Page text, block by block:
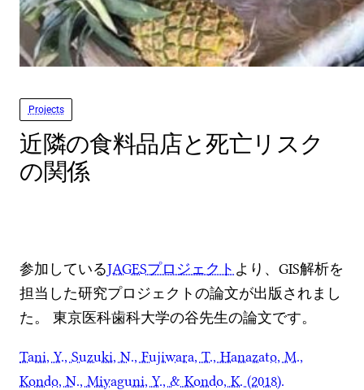
Projects
近隣の食料品店と死亡リスク
の関係
参加しているJAGESプロジェクト より、GIS解析を
担当した研究プロジェクトの論文が出版されまし
た。 東京医科歯科大学の谷先生の論文です。
Tani, Y., Suzuki, N., Fujiwara, T., Hanazato, M.,
Kondo, N., Miyaguni, Y., & Kondo, K. (2018).